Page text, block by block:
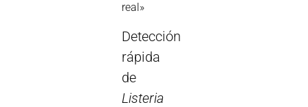
real»
Detección
rápida
de
Listeria